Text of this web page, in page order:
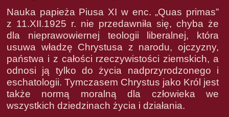
Nauka papieża Piusa XI w enc. „Quas primas”
z 11.XII.1925 r. nie przedawniła się, chyba że
dla nieprawowiernej teologii liberalnej, która
usuwa władzę Chrystusa z narodu, ojczyzny,
państwa i z całości rzeczywistości ziemskich, a
odnosi ją tylko do życia nadprzyrodzonego i
eschatologii. Tymczasem Chrystus jako Król jest
także normą moralną dla człowieka we
wszystkich dziedzinach życia i działania.